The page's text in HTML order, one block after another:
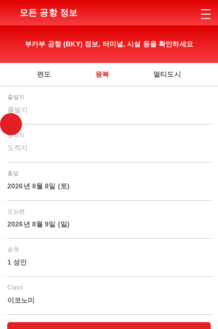
모든 공항 정보
부카부 공항 (BKY) 정보, 터미널, 시설 등을 확인하세요
편도 왕복 멀티도시
출발지
출발지
도착지
도착지
출발
2026년 8월 8일 (토)
오는편
2026년 8월 9일 (일)
승객
1 성인
Class
이코노미